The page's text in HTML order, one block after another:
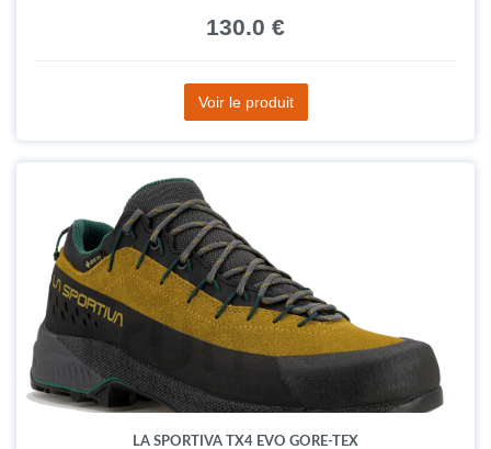
130.0 €
Voir le produit
LA SPORTIVA TX4 EVO GORE-TEX